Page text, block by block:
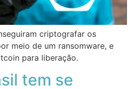
criptografar os
meio de um ransomware, e
para liberação.
tem se